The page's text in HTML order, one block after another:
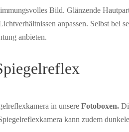
Bild. Glänzende
anpassen. Selbst bei
anbieten.
in unsere Fotoboxen.
kann zudem